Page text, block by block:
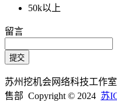
50k以上
留言
苏州挖机会网络科技工作
售部 Copyright © 2024 苏